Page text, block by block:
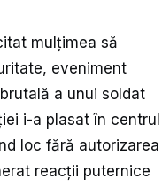
mulțimea să
eveniment
a unui soldat
i-a plasat în centrul
loc fără autorizarea
reacții puternice